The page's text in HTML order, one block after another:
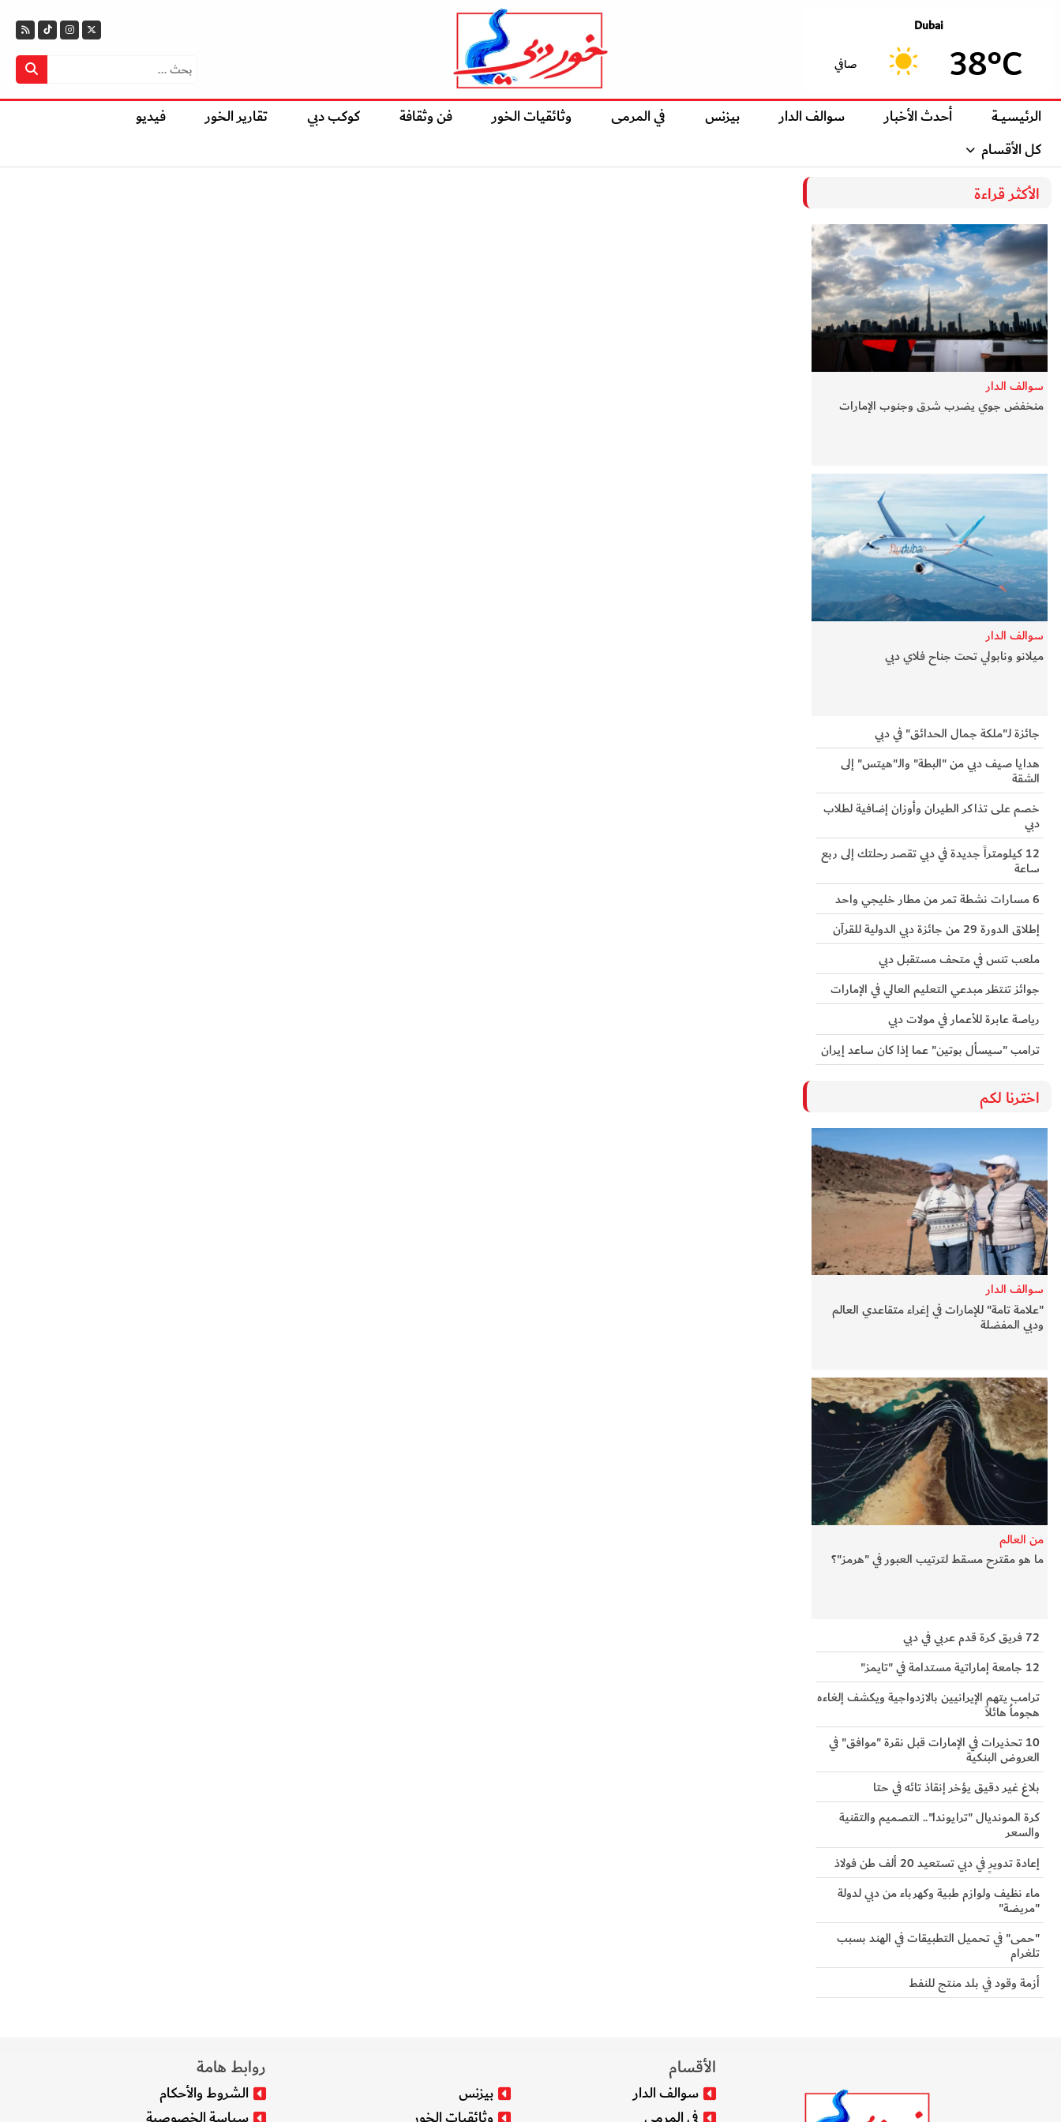
Dubai
38°C صافي
الرئيسيــة أحدث الأخبار سوالف الدار بيزنس في المرمى وثائقيات الخور فن وثقافة كوكب دبي تقارير الخور
فيديو
كل الأقسام
الأكثر قراءة
سوالف الدار
منخفض جوي يضرب شرق وجنوب الإمارات
سوالف الدار
ميلانو ونابولي تحت جناح فلاي دبي
جائزة لـ"ملكة جمال الحدائق" في دبي
هدايا صيف دبي من "البطة" والـ"هيتس" إلى
الشقة
خصم على تذاكر الطيران وأوزان إضافية لطلاب
دبي
12 كيلومتراً جديدة في دبي تقصر رحلتك إلى ربع
ساعة
6 مسارات نشطة تمر من مطار خليجي واحد
إطلاق الدورة 29 من جائزة دبي الدولية للقرآن
ملعب تنس في متحف مستقبل دبي
جوائز تنتظر مبدعي التعليم العالي في الإمارات
رياصة عابرة للأعمار في مولات دبي
ترامب "سيسأل بوتين" عما إذا كان ساعد إيران
اخترنا لكم
سوالف الدار
"علامة تامة" للإمارات في إغراء متقاعدي العالم
ودبي المفضلة
من العالم
ما هو مقترح مسقط لترتيب العبور في "هرمز"؟
72 فريق كرة قدم عربي في دبي
12 جامعة إماراتية مستدامة في "تايمز"
ترامب يتهم الإيرانيين بالازدواجية ويكشف إلغاءه
هجوماُ هائلاً
10 تحذيرات في الإمارات قبل نقرة "موافق" في
العروض البنكية
بلاغ غير دقيق يؤخر إنقاذ تائه في حتا
كرة المونديال "ترايوندا".. التصميم والتقنية
والسعر
إعادة تدويرٍ في دبي تستعيد 20 ألف طن فولاذ
ماء نظيف ولوازم طبية وكهرباء من دبي لدولة
"مريضة"
"حمى" في تحميل التطبيقات في الهند بسبب
تلغرام
أزمة وقود في بلد منتج للنفط
الأقسام
سوالف الدار
بيزنس
روابط هامة
الشروط والأحكام